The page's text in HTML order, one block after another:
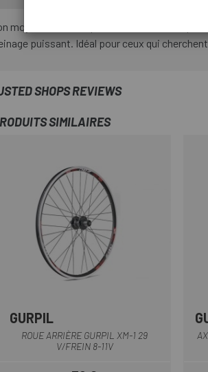
moyeu arrière Gurpil Center Lock ,
puissant. Idéal pour ceux qui
SHOPS REVIEWS
SIMILAIRES
GURPIL
ROUE ARRIÈRE GURPIL XM-1 29
V/FREIN 8-11V